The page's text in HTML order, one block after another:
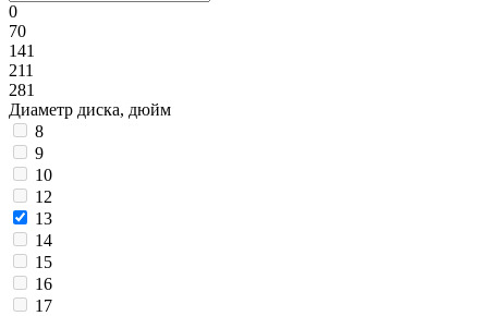
0
70
141
211
281
Диаметр диска, дюйм
8
9
10
12
13
14
15
16
17